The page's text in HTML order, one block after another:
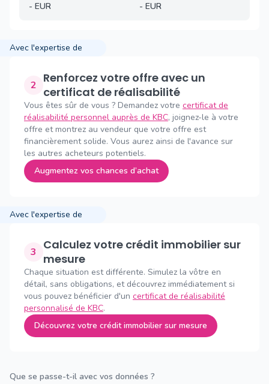
- EUR
- EUR
Avec l'expertise de
2 Renforcez votre offre avec un
certificat de réalisabilité
Vous êtes sûr de vous ? Demandez votre certificat de
réalisabilité personnel auprès de KBC, joignez-le à votre
offre et montrez au vendeur que votre offre est
financièrement solide. Vous aurez ainsi de l'avance sur
les autres acheteurs potentiels.
Augmentez vos chances d’achat
Avec l'expertise de
3
Calculez votre crédit immobilier sur
mesure
Chaque situation est différente. Simulez la vôtre en
détail, sans obligations, et découvrez immédiatement si
vous pouvez bénéficier d'un certificat de réalisabilité
personnalisé de KBC.
Découvrez votre crédit immobilier sur mesure
Que se passe-t-il avec vos données ?